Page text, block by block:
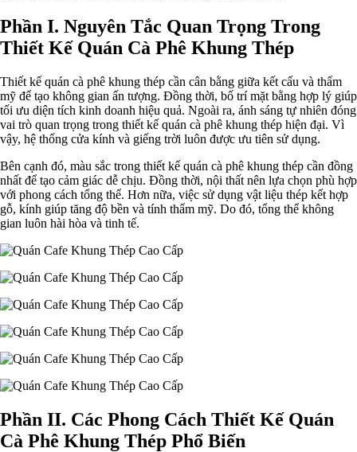
Phần I. Nguyên Tắc Quan Trọng Trong
Thiết Kế Quán Cà Phê Khung Thép
Thiết kế quán cà phê khung thép cần cân bằng giữa kết cấu và thẩm
mỹ để tạo không gian ấn tượng. Đồng thời, bố trí mặt bằng hợp lý giúp
tối ưu diện tích kinh doanh hiệu quả. Ngoài ra, ánh sáng tự nhiên đóng
vai trò quan trọng trong thiết kế quán cà phê khung thép hiện đại. Vì
vậy, hệ thống cửa kính và giếng trời luôn được ưu tiên sử dụng.
Bên cạnh đó, màu sắc trong thiết kế quán cà phê khung thép cần đồng
nhất để tạo cảm giác dễ chịu. Đồng thời, nội thất nên lựa chọn phù hợp
với phong cách tổng thể. Hơn nữa, việc sử dụng vật liệu thép kết hợp
gỗ, kính giúp tăng độ bền và tính thẩm mỹ. Do đó, tổng thể không
gian luôn hài hòa và tinh tế.
Phần II. Các Phong Cách Thiết Kế Quán
Cà Phê Khung Thép Phổ Biến